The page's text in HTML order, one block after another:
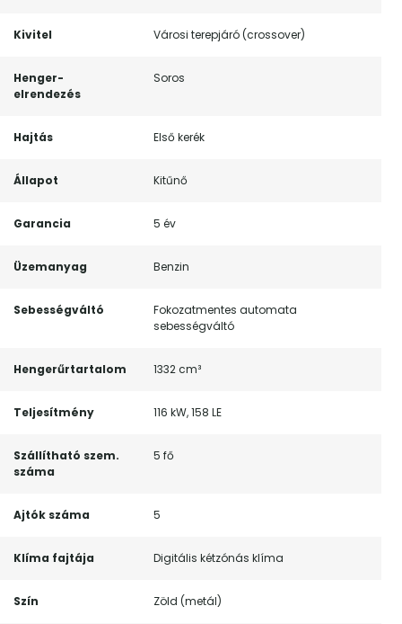
Kivitel Városi terepjáró (crossover)
Henger-
elrendezés
Soros
Hajtás Első kerék
Állapot Kitűnő
Garancia 5 év
Üzemanyag Benzin
Sebességváltó
Fokozatmentes automata
sebességváltó
Hengerűrtartalom 1332 cm³
Teljesítmény 116 kW, 158 LE
Szállítható szem.
száma
5 fő
Ajtók száma 5
Klíma fajtája Digitális kétzónás klíma
Szín Zöld (metál)